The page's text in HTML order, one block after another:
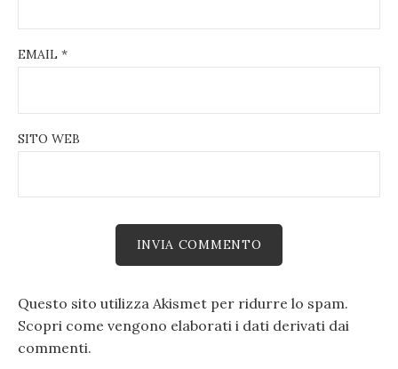
EMAIL *
SITO WEB
Questo sito utilizza Akismet per ridurre lo spam.
Scopri come vengono elaborati i dati derivati dai
commenti.